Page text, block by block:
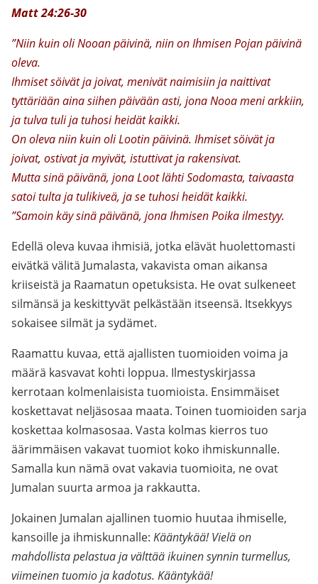
Matt 24:26-30
”Niin kuin oli Nooan päivinä, niin on Ihmisen Pojan päivinä
oleva.
Ihmiset söivät ja joivat, menivät naimisiin ja naittivat
tyttäriään aina siihen päivään asti, jona Nooa meni arkkiin,
ja tulva tuli ja tuhosi heidät kaikki.
On oleva niin kuin oli Lootin päivinä. Ihmiset söivät ja
joivat, ostivat ja myivät, istuttivat ja rakensivat.
Mutta sinä päivänä, jona Loot lähti Sodomasta, taivaasta
satoi tulta ja tulikiveä, ja se tuhosi heidät kaikki.
”Samoin käy sinä päivänä, jona Ihmisen Poika ilmestyy.
Edellä oleva kuvaa ihmisiä, jotka elävät huolettomasti
eivätkä välitä Jumalasta, vakavista oman aikansa
kriiseistä ja Raamatun opetuksista. He ovat sulkeneet
silmänsä ja keskittyvät pelkästään itseensä. Itsekkyys
sokaisee silmät ja sydämet.
Raamattu kuvaa, että ajallisten tuomioiden voima ja
määrä kasvavat kohti loppua. Ilmestyskirjassa
kerrotaan kolmenlaisista tuomioista. Ensimmäiset
koskettavat neljäsosaa maata. Toinen tuomioiden sarja
koskettaa kolmasosaa. Vasta kolmas kierros tuo
äärimmäisen vakavat tuomiot koko ihmiskunnalle.
Samalla kun nämä ovat vakavia tuomioita, ne ovat
Jumalan suurta armoa ja rakkautta.
Jokainen Jumalan ajallinen tuomio huutaa ihmiselle,
kansoille ja ihmiskunnalle: Kääntykää! Vielä on
mahdollista pelastua ja välttää ikuinen synnin turmellus,
viimeinen tuomio ja kadotus. Kääntykää!